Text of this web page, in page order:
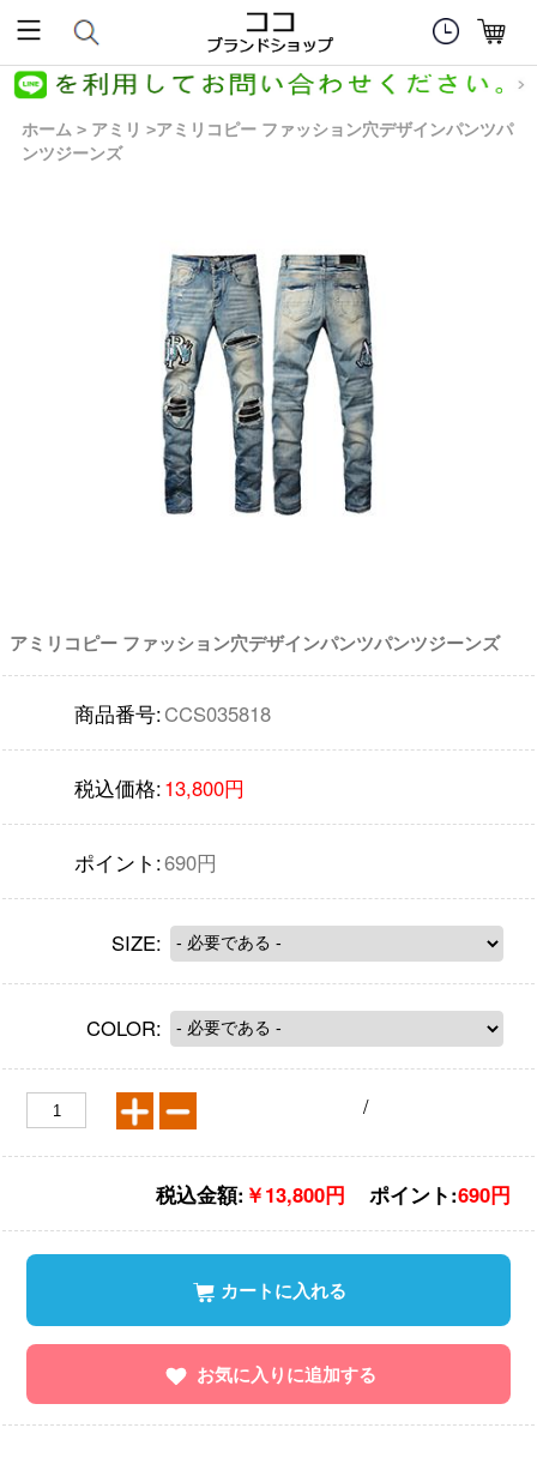
ホーム > アミリ >アミリコピー ファッション穴デザインパンツパ
ンツジーンズ
アミリコピー ファッション穴デザインパンツパンツジーンズ
商品番号:CCS035818
税込価格:13,800円
ポイント:690円
SIZE:
COLOR:
/
税込金額: ￥13,800円 ポイント:690円
カートに入れる
お気に入りに追加する